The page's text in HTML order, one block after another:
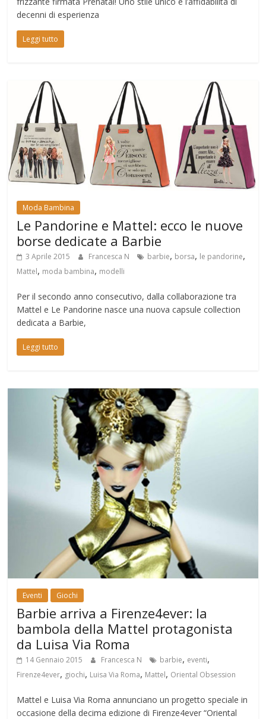
decenni di esperienza
Leggi tutto
Moda Bambina
Le Pandorine e Mattel: ecco le nuove
borse dedicate a Barbie
3 Aprile 2015 Francesca N barbie, borsa, le pandorine,
Mattel, moda bambina, modelli
Per il secondo anno consecutivo, dalla collaborazione tra
Mattel e Le Pandorine nasce una nuova capsule collection
dedicata a Barbie,
Leggi tutto
Eventi Giochi
Barbie arriva a Firenze4ever: la
bambola della Mattel protagonista
da Luisa Via Roma
14 Gennaio 2015 Francesca N barbie, eventi,
Firenze4ever, giochi, Luisa Via Roma, Mattel, Oriental Obsession
Mattel e Luisa Via Roma annunciano un progetto speciale in
occasione della decima edizione di Firenze4ever “Oriental